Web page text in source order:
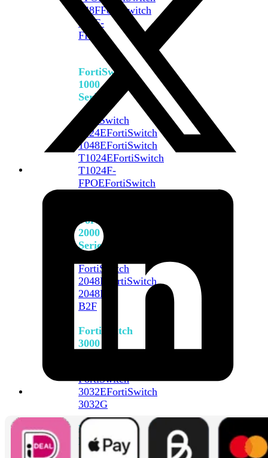
648FFortiSwitch
648F-
FPOE
FortiSwitch
1000
Series
FortiSwitch
1024EFortiSwitch
1048EFortiSwitch
T1024EFortiSwitch
T1024F-
FPOEFortiSwitch
FortiSwitch
2000
Series
FortiSwitch
2048F
FortiSwitch
2048F-
B2F
FortiSwitch
3000
FortiSwitch
3032EFortiSwitch
3032G
FortiSwitch
Ruggedized